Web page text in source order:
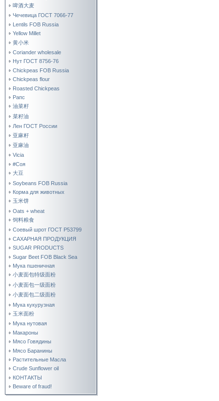
啤酒大麦
Чечевица ГОСТ 7066-77
Lentils FOB Russia
Yellow Millet
黄小米
Coriander wholesale
Нут ГОСТ 8756-76
Chickpeas FOB Russia
Chickpeas flour
Roasted Chickpeas
Рапс
油菜籽
菜籽油
Лен ГОСТ России
亚麻籽
亚麻油
Vicia
#Соя
大豆
Soybeans FOB Russia
Корма для животных
玉米饼
Oats + wheat
饲料粮食
Соевый шрот ГОСТ Р53799
САХАРНАЯ ПРОДУКЦИЯ
SUGAR PRODUCTS
Sugar Beet FOB Black Sea
Мука пшеничная
小麦面包特级面粉
小麦面包一级面粉
小麦面包二级面粉
Мука кукурузная
玉米面粉
Мука нутовая
Макароны
Мясо Говядины
Мясо Баранины
Растительные Масла
Crude Sunflower oil
КОНТАКТЫ
Beware of fraud!